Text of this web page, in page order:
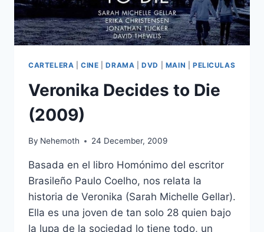
CARTELERA |CINE |DRAMA |DVD MAIN PELICULAS
Veronika Decides to Die
(2009)
By Nehemoth 24 December, 2009
Basada en el libro Homónimo del escritor
Brasileño Paulo Coelho, nos relata la
historia de Veronika (Sarah Michelle Gellar).
Ella es una joven de tan solo 28 quien bajo
la lupa de la sociedad lo tiene todo, un